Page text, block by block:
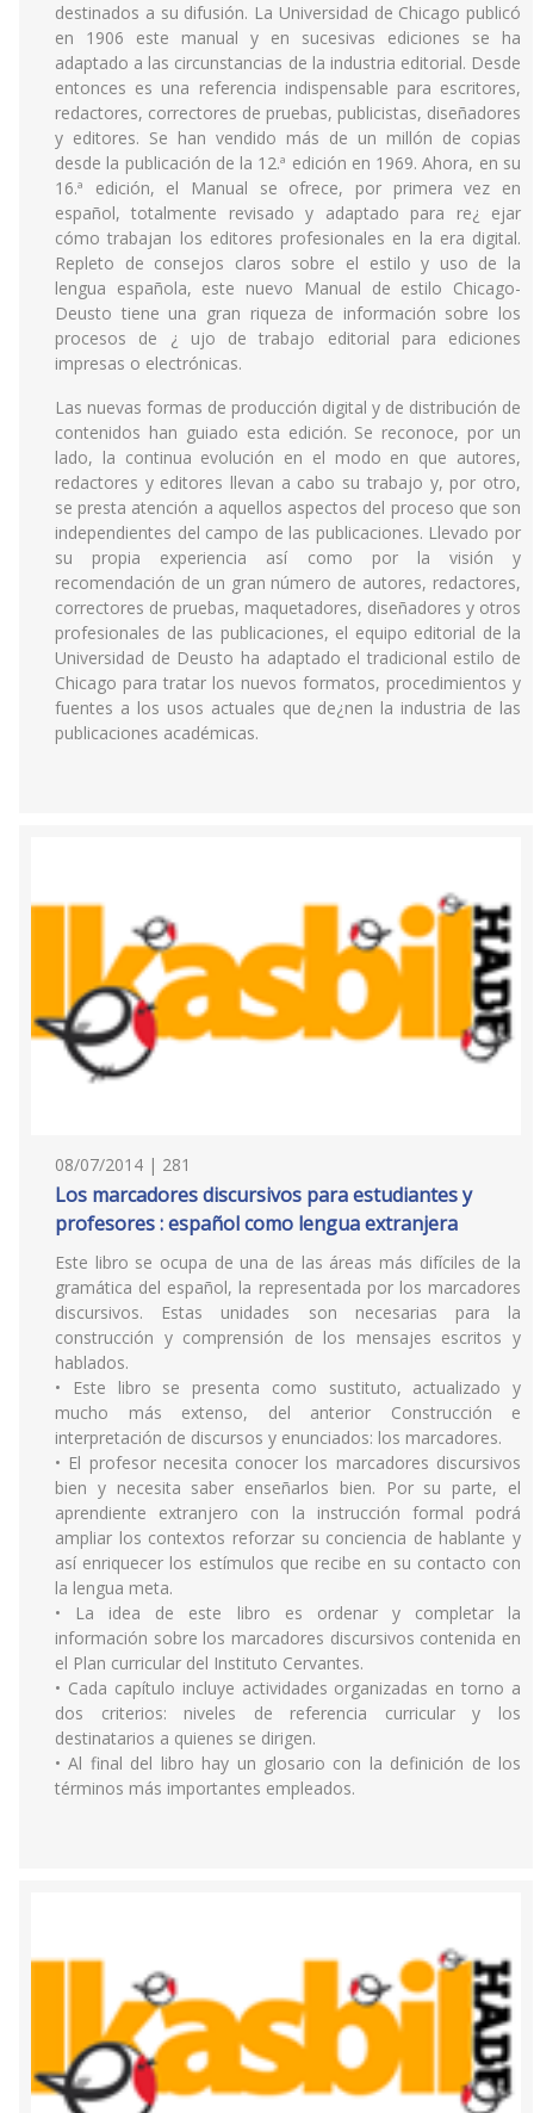
destinados a su difusión. La Universidad de Chicago publicó
en 1906 este manual y en sucesivas ediciones se ha
adaptado a las circunstancias de la industria editorial. Desde
entonces es una referencia indispensable para escritores,
redactores, correctores de pruebas, publicistas, diseñadores
y editores. Se han vendido más de un millón de copias
desde la publicación de la 12.ª edición en 1969. Ahora, en su
16.ª edición, el Manual se ofrece, por primera vez en
español, totalmente revisado y adaptado para re¿ ejar
cómo trabajan los editores profesionales en la era digital.
Repleto de consejos claros sobre el estilo y uso de la
lengua española, este nuevo Manual de estilo Chicago-
Deusto tiene una gran riqueza de información sobre los
procesos de ¿ ujo de trabajo editorial para ediciones
impresas o electrónicas.
Las nuevas formas de producción digital y de distribución de
contenidos han guiado esta edición. Se reconoce, por un
lado, la continua evolución en el modo en que autores,
redactores y editores llevan a cabo su trabajo y, por otro,
se presta atención a aquellos aspectos del proceso que son
independientes del campo de las publicaciones. Llevado por
su propia experiencia así como por la visión y
recomendación de un gran número de autores, redactores,
correctores de pruebas, maquetadores, diseñadores y otros
profesionales de las publicaciones, el equipo editorial de la
Universidad de Deusto ha adaptado el tradicional estilo de
Chicago para tratar los nuevos formatos, procedimientos y
fuentes a los usos actuales que de¿nen la industria de las
publicaciones académicas.
08/07/2014 | 281
Los marcadores discursivos para estudiantes y
profesores : español como lengua extranjera
Este libro se ocupa de una de las áreas más difíciles de la
gramática del español, la representada por los marcadores
discursivos. Estas unidades son necesarias para la
construcción y comprensión de los mensajes escritos y
hablados.
• Este libro se presenta como sustituto, actualizado y
mucho más extenso, del anterior Construcción e
interpretación de discursos y enunciados: los marcadores.
• El profesor necesita conocer los marcadores discursivos
bien y necesita saber enseñarlos bien. Por su parte, el
aprendiente extranjero con la instrucción formal podrá
ampliar los contextos reforzar su conciencia de hablante y
así enriquecer los estímulos que recibe en su contacto con
la lengua meta.
• La idea de este libro es ordenar y completar la
información sobre los marcadores discursivos contenida en
el Plan curricular del Instituto Cervantes.
• Cada capítulo incluye actividades organizadas en torno a
dos criterios: niveles de referencia curricular y los
destinatarios a quienes se dirigen.
• Al final del libro hay un glosario con la definición de los
términos más importantes empleados.